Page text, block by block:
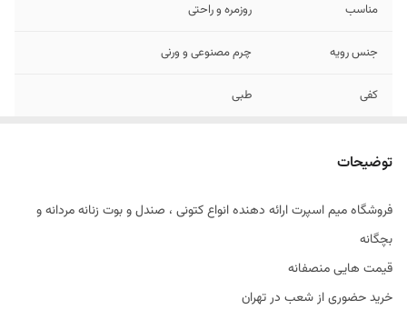
مناسب روزمره و راحتی
جنس رویه چرم مصنوعی و ورنی
کفی طبی
توضیحات
فروشگاه میم اسپرت ارائه دهنده انواع کتونی ، صندل و بوت زنانه مردانه و
بچگانه
قیمت هایی منصفانه
خرید حضوری از شعب در تهران